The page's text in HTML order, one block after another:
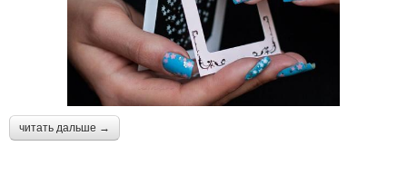
читать дальше →